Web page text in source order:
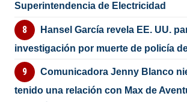
Superintendencia de Electricidad
Hansel García revela EE. UU.
investigación por muerte de policía
Comunicadora Jenny Blanco
tenido una relación con Max de